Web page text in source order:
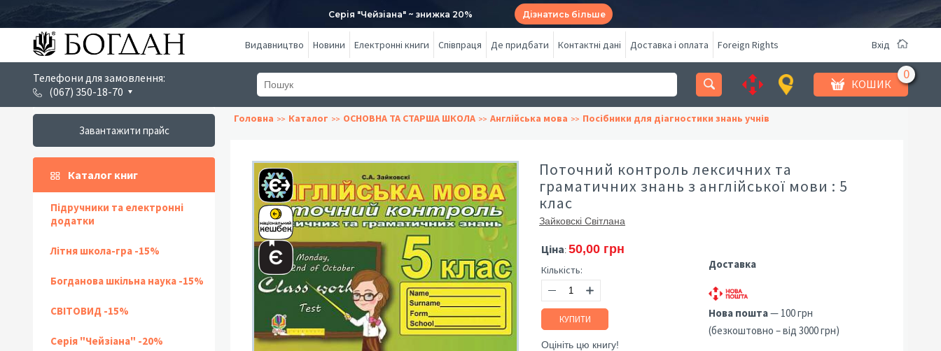
Серія "Чейзіана" ~ знижка 20% Дізнатись більше
Видавництво Новини Електронні книги Співпраця Де придбати Контактні дані Доставка і оплата Foreign Rights Вхід
Телефони для замовлення:
(067) 350-18-70
КОШИК
Завантажити прайс
Каталог книг
Підручники та електронні
додатки
Літня школа-гра -15%
Богданова шкільна наука -15%
СВІТОВИД -15%
Серія "Чейзіана" -20%
Головна Каталог ОСНОВНА ТА СТАРША ШКОЛА Англійська мова Посібники для діагностики знань учнів
Поточний контроль лексичних та
граматичних знань з англійської мови : 5
клас
Зайковскі Світлана
Ціна: 50,00 грн
Кількість:
КУПИТИ
Оцініть цю книгу!
Доставка
Нова пошта— 100 грн
(безкоштовно – від 3000 грн)